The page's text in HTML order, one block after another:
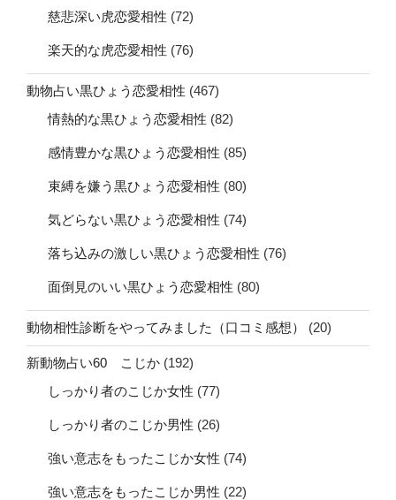
慈悲深い虎恋愛相性 (72)
楽天的な虎恋愛相性 (76)
動物占い黒ひょう恋愛相性 (467)
情熱的な黒ひょう恋愛相性 (82)
感情豊かな黒ひょう恋愛相性 (85)
束縛を嫌う黒ひょう恋愛相性 (80)
気どらない黒ひょう恋愛相性 (74)
落ち込みの激しい黒ひょう恋愛相性 (76)
面倒見のいい黒ひょう恋愛相性 (80)
動物相性診断をやってみました（口コミ感想） (20)
新動物占い60 こじか (192)
しっかり者のこじか女性 (77)
しっかり者のこじか男性 (26)
強い意志をもったこじか女性 (74)
強い意志をもったこじか男性 (22)